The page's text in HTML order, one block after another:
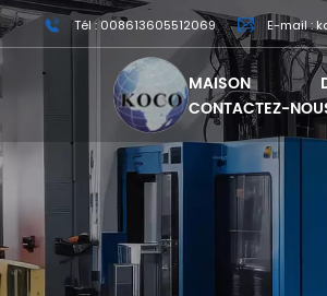
Tél : 008613605512069 E-mail :
MAISON
CONTACTEZ-